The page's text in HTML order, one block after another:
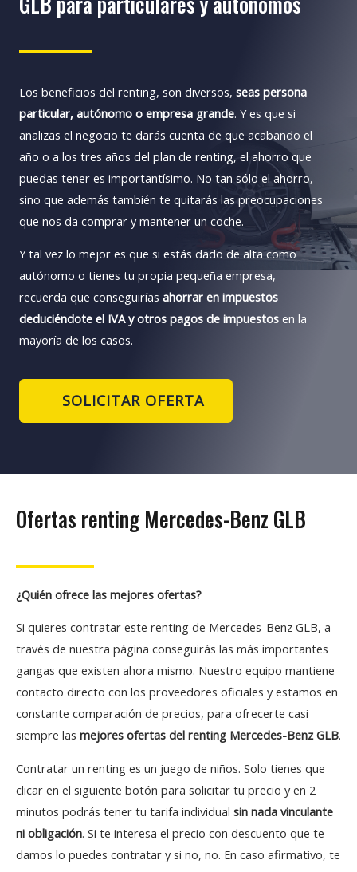
Los beneficios del renting, son diversos, seas persona
particular, autónomo o empresa grande. Y es que si
analizas el negocio te darás cuenta de que acabando el
año o a los tres años del plan de renting, el ahorro que
puedas tener es importantísimo. No tan sólo el ahorro,
sino que además también te quitarás las preocupaciones
que nos da comprar y mantener un coche.
Y tal vez lo mejor es que si estás dado de alta como
autónomo o tienes tu propia pequeña empresa,
recuerda que conseguirías ahorrar en impuestos
deduciéndote el IVA y otros pagos de impuestos en la
mayoría de los casos.
SOLICITAR OFERTA
Ofertas renting Mercedes-Benz GLB
¿Quién ofrece las mejores ofertas?
Si quieres contratar este renting de Mercedes-Benz GLB, a
través de nuestra página conseguirás las más importantes
gangas que existen ahora mismo. Nuestro equipo mantiene
contacto directo con los proveedores oficiales y estamos en
constante comparación de precios, para ofrecerte casi
siempre las mejores ofertas del renting Mercedes-Benz GLB.
Contratar un renting es un juego de niños. Solo tienes que
clicar en el siguiente botón para solicitar tu precio y en 2
minutos podrás tener tu tarifa individual sin nada vinculante
ni obligación. Si te interesa el precio con descuento que te
damos lo puedes contratar y si no, no. En caso afirmativo, te